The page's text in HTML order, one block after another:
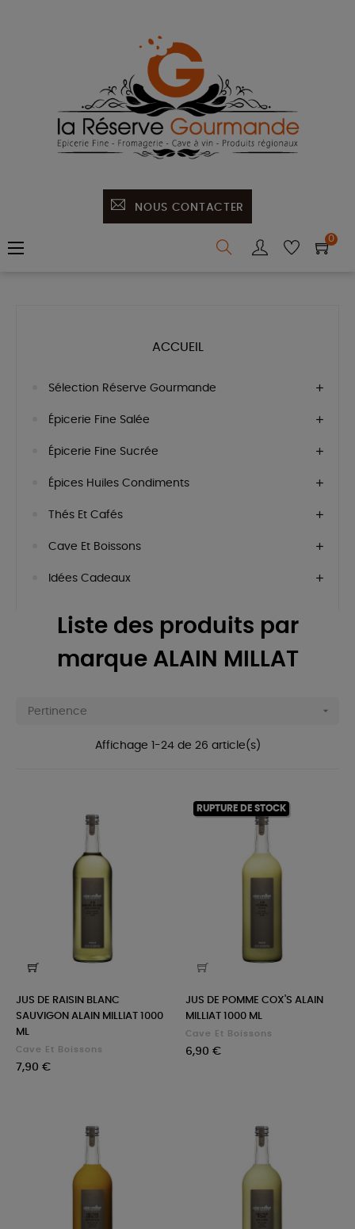
0
NOUS CONTACTER
Basculer
☰
ACCUEIL
Sélection Réserve Gourmande
Épicerie Fine Salée
Épicerie Fine Sucrée
Épices Huiles Condiments
Thés Et Cafés
Cave Et Boissons
Idées Cadeaux
Liste des produits par
marque ALAIN MILLAT
Pertinence 
Affichage 1-24 de 26 article(s)
JUS DE RAISIN BLANC
SAUVIGON ALAIN MILLIAT 1000
ML
Cave Et Boissons
Prix
7,90 €
RUPTURE DE STOCK
JUS DE POMME COX'S ALAIN
MILLIAT 1000 ML
Cave Et Boissons
Prix
6,90 €